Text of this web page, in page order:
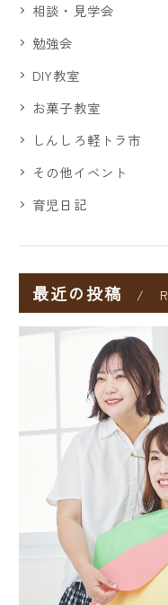
相談・見学会
勉強会
DIY教室
お菓子教室
しんしろ軽トラ市
その他イベント
育児日記
最近の投稿